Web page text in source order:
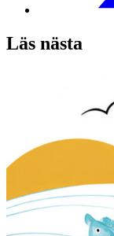
Läs nästa